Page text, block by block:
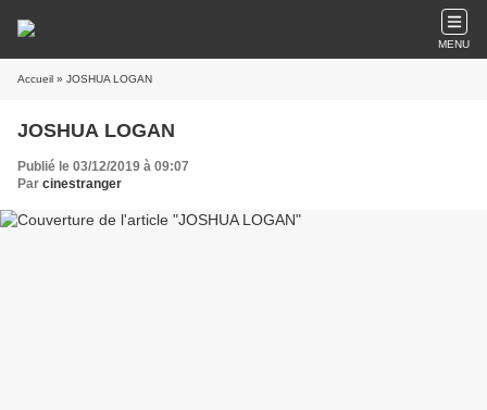
MENU
Accueil » JOSHUA LOGAN
JOSHUA LOGAN
Publié le 03/12/2019 à 09:07
Par cinestranger